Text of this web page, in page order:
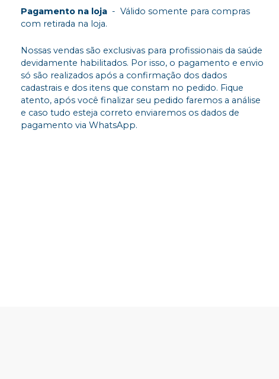
Pagamento na loja - Válido somente para compras
com retirada na loja.
Nossas vendas são exclusivas para profissionais da saúde
devidamente habilitados. Por isso, o pagamento e envio
só são realizados após a confirmação dos dados
cadastrais e dos itens que constam no pedido. Fique
atento, após você finalizar seu pedido faremos a análise
e caso tudo esteja correto enviaremos os dados de
pagamento via WhatsApp.